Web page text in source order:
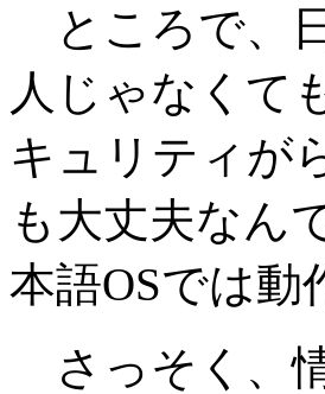
ところで、
人じゃなくて
キュリティが
も大丈夫なん
本語OSでは
さっそく、